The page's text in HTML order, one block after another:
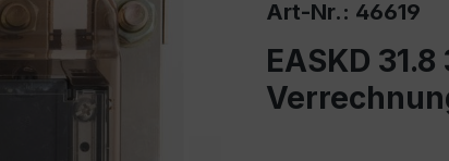
Art-Nr.: 46619
EASKD